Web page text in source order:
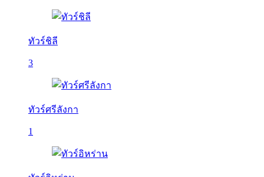
ทัวร์ชิลี
3
ทัวร์ศรีลังกา
1